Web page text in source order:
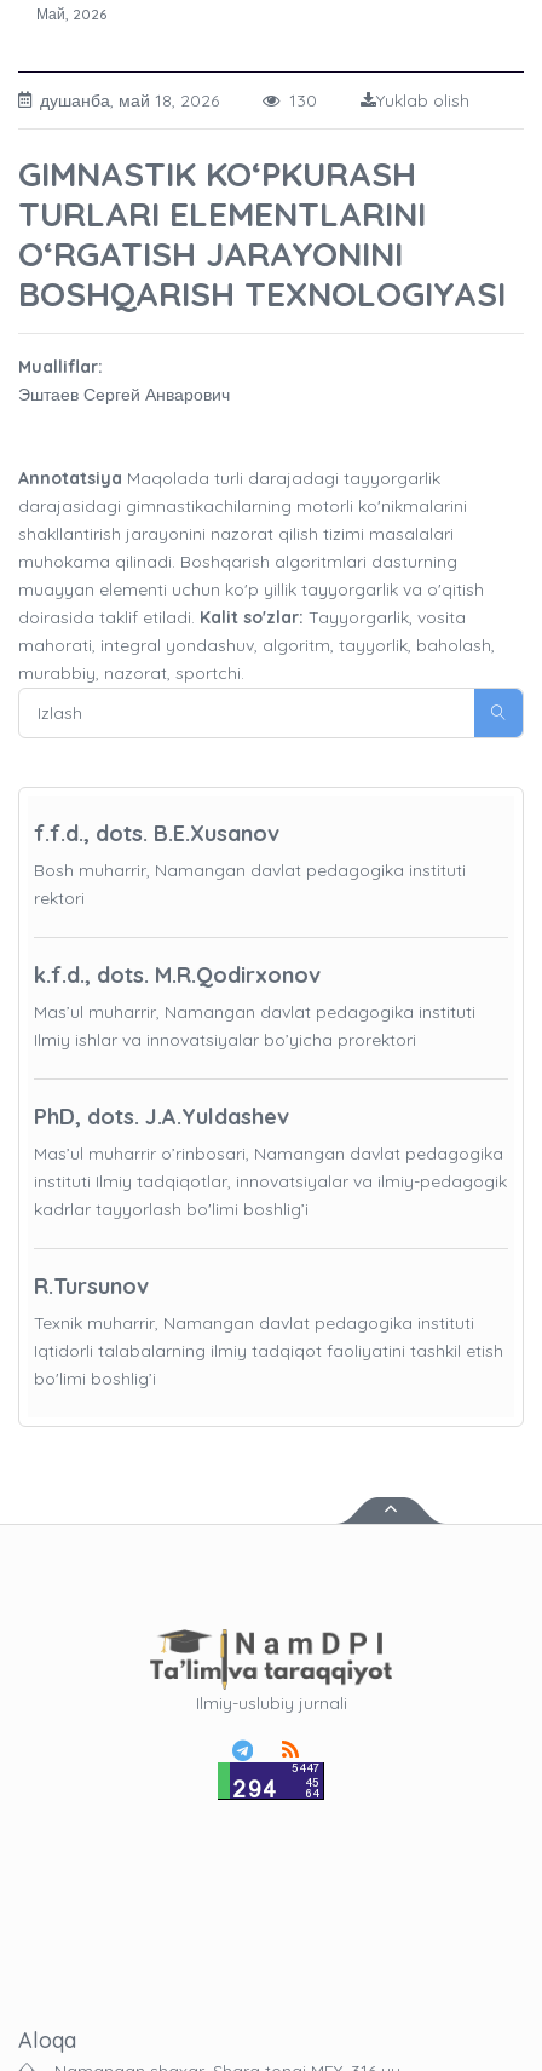
Май, 2026
душанба, май 18, 2026 130 Yuklab olish
GIMNASTIK KO‘PKURASH
TURLARI ELEMENTLARINI
O‘RGATISH JARAYONINI
BOSHQARISH TEXNOLOGIYASI
Mualliflar:
Эштаев Сергей Анварович
Annotatsiya Maqolada turli darajadagi tayyorgarlik
darajasidagi gimnastikachilarning motorli ko'nikmalarini
shakllantirish jarayonini nazorat qilish tizimi masalalari
muhokama qilinadi. Boshqarish algoritmlari dasturning
muayyan elementi uchun ko'p yillik tayyorgarlik va o'qitish
doirasida taklif etiladi. Kalit so'zlar: Tayyorgarlik, vosita
mahorati, integral yondashuv, algoritm, tayyorlik, baholash,
murabbiy, nazorat, sportchi.
f.f.d., dots. B.E.Xusanov
Bosh muharrir, Namangan davlat pedagogika instituti
rektori
k.f.d., dots. M.R.Qodirxonov
Mas’ul muharrir, Namangan davlat pedagogika instituti
Ilmiy ishlar va innovatsiyalar bo’yicha prorektori
PhD, dots. J.A.Yuldashev
Mas’ul muharrir o’rinbosari, Namangan davlat pedagogika
instituti Ilmiy tadqiqotlar, innovatsiyalar va ilmiy-pedagogik
kadrlar tayyorlash bo'limi boshlig’i
R.Tursunov
Texnik muharrir, Namangan davlat pedagogika instituti
Iqtidorli talabalarning ilmiy tadqiqot faoliyatini tashkil etish
bo'limi boshlig’i
Ilmiy-uslubiy jurnali
Aloqa